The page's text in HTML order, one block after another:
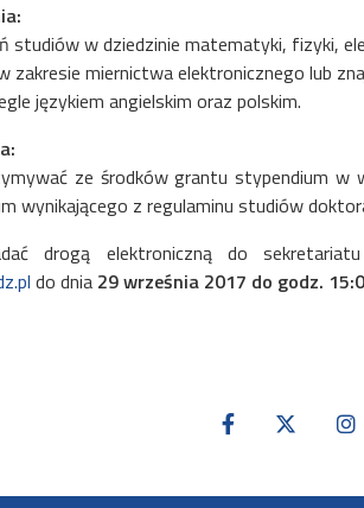
studiów w dziedzinie matematyki, fizyki,
zakresie miernictwa elektronicznego lub
językiem angielskim oraz polskim.
ze środków grantu stypendium
wynikającego z regulaminu studiów
drogą elektroniczną do
do dnia 29 września 2017 do godz.